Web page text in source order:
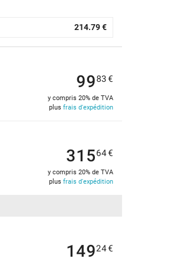
214.79 €
9983 €
y compris 20% de TVA
plus frais d'expédition
31564€
y compris 20% de TVA
plus frais d'expédition
14924€